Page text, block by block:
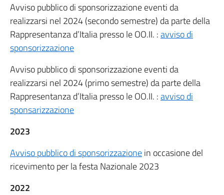
Avviso pubblico di sponsorizzazione eventi da
realizzarsi nel 2024 (secondo semestre) da parte della
Rappresentanza d’Italia presso le OO.II. :avviso di
sponsorizzazione
Avviso pubblico di sponsorizzazione eventi da
realizzarsi nel 2024 (primo semestre) da parte della
Rappresentanza d’Italia presso le OO.II. :avviso di
sponsarizzazione
2023
Avviso pubblico di sponsorizzazionein occasione del
ricevimento per la festa Nazionale 2023
2022